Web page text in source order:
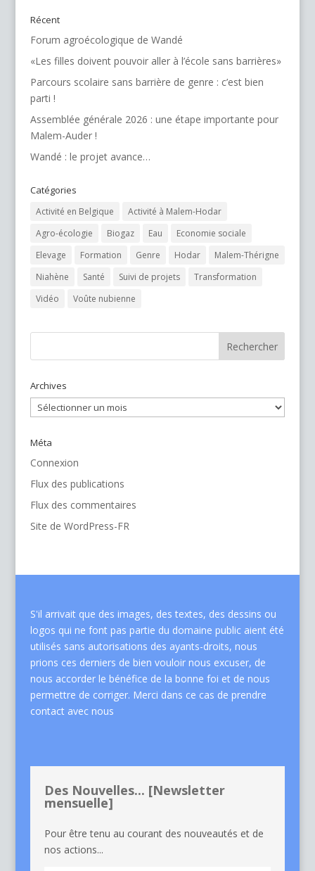
Récent
Forum agroécologique de Wandé
«Les filles doivent pouvoir aller à l’école sans barrières»
Parcours scolaire sans barrière de genre : c’est bien
parti !
Assemblée générale 2026 : une étape importante pour
Malem-Auder !
Wandé : le projet avance…
Catégories
Activité en Belgique
Activité à Malem-Hodar
Agro-écologie
Biogaz Eau
Economie sociale
Elevage
Formation Genre Hodar
Malem-Thérigne
Niahène
Santé Suivi de projets
Transformation
Vidéo
Voûte nubienne
Archives
Archives
Méta
Connexion
Flux des publications
Flux des commentaires
Site de WordPress-FR
S'il arrivait que des images, des textes, des dessins ou
logos qui ne font pas partie du domaine public aient été
utilisés sans autorisations des ayants-droits, nous
prions ces derniers de bien vouloir nous excuser, de
nous accorder le bénéfice de la bonne foi et de nous
permettre de corriger. Merci dans ce cas de prendre
contact avec nous
Des Nouvelles... [Newsletter
mensuelle]
Pour être tenu au courant des nouveautés et de
nos actions...